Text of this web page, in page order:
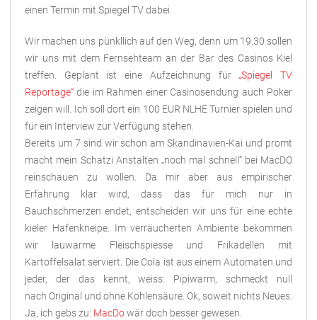
einen Termin mit Spiegel TV dabei.
Wir machen uns pünkllich auf den Weg, denn um 19.30 sollen
wir uns mit dem Fernsehteam an der Bar des Casinos Kiel
treffen. Geplant ist eine Aufzeichnung für„Spiegel TV
Reportage“die im Rahmen einer Casinosendung auch Poker
zeigen will. Ich soll dort ein 100 EUR NLHE Turnier spielen und
für ein Interview zur Verfügung stehen.
Bereits um 7 sind wir schon am Skandinavien-Kai und promt
macht mein Schatzi Anstalten „noch mal schnell“ bei MacDO
reinschauen zu wollen. Da mir aber aus empirischer
Erfahrung klar wird, dass das für mich nur in
Bauchschmerzen endet, entscheiden wir uns für eine echte
kieler Hafenkneipe. Im verräucherten Ambiente bekommen
wir lauwarme Fleischspiesse und Frikadellen mit
Kartoffelsalat serviert. Die Cola ist aus einem Automaten und
jeder, der das kennt, weiss: Pipiwarm, schmeckt null
nach Original und ohne Kohlensäure. Ok, soweit nichts Neues.
Ja, ich gebs zu: MacDowär doch besser gewesen.